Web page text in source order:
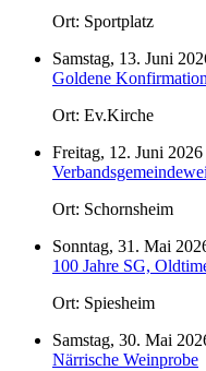
Ort: Sportplatz
Samstag, 13. Juni
Goldene
Ort: Ev.Kirche
Freitag, 12. Juni
Ort: Schornsheim
Sonntag, 31. Mai
100 Jahre SG,
Ort: Spiesheim
Samstag, 30. Mai
Närrische Weinprobe